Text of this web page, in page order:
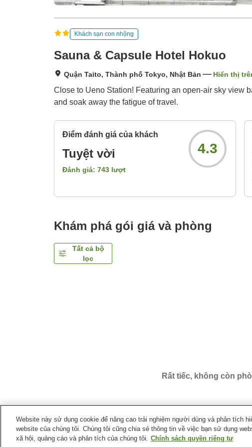
Khách sạn con nhộng
Sauna & Capsule Hotel Hokuo
Quận Taito, Thành phố Tokyo, Nhật Bản Hiển thị
Close to Ueno Station! Featuring an open-air sky view
and soak away the fatigue of travel.
Điểm đánh giá của khách
Tuyệt vời
Đánh giá: 743 lượt
4.3
Khám phá gói giá và phòng
Tất cả bộ
lọc
Rất tiếc, không còn
Trang chủ Nhật Bản Thành phố Tokyo Quận Taito
Website này sử dụng cookie để nâng cao trải nghiệm người dùng và phân tích
website của chúng tôi. Chúng tôi cũng chia sẻ thông tin về việc bạn sử dụng
xã hội, quảng cáo và phân tích của chúng tôi. Chính sách quyền riêng tư